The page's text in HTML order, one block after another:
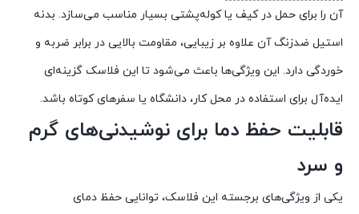
آن را برای حمل درکیف یاکوله‌پشتی بسیار مناسب می‌سازد. بدنه
استیل ضدزنگآن علاوه بر زیبایی، مقاومت بالایی در برابر ضربه و
خوردگی دارد. این ویژگی‌ها باعث می‌شود تا این فلاسک گزینه‌ای
ایده‌آل برای استفاده در محلکار، دانشگاه یا سفرهایکوتاه باشد.
قابلیت حفظ دما برای نوشیدنی‌های گرم
و سرد
یکی از ویژگی‌های برجسته این فلاسک، توانایی حفظ دمای